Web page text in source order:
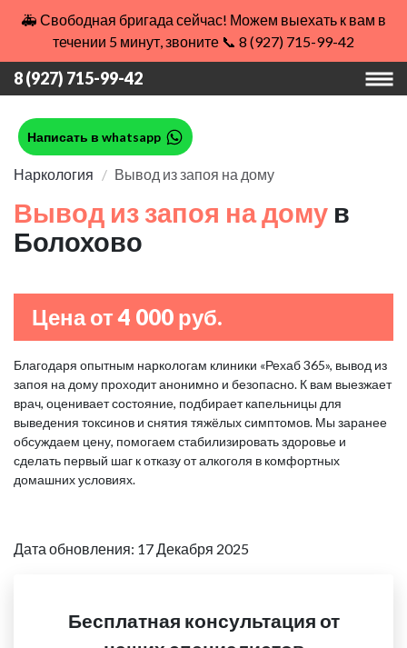
🚑 Свободная бригада сейчас! Можем выехать к вам в
течении 5 минут, звоните 📞 8 (927) 715-99-42
8 (927) 715-99-42
Написать в whatsapp
Наркология Вывод из запоя на дому
Вывод из запоя на дому в
Болохово
Цена от 4 000 руб.
Благодаря опытным наркологам клиники «Рехаб 365», вывод из
запоя на дому проходит анонимно и безопасно. К вам выезжает
врач, оценивает состояние, подбирает капельницы для
выведения токсинов и снятия тяжёлых симптомов. Мы заранее
обсуждаем цену, помогаем стабилизировать здоровье и
сделать первый шаг к отказу от алкоголя в комфортных
домашних условиях.
Дата обновления: 17 Декабря 2025
Бесплатная консультация от